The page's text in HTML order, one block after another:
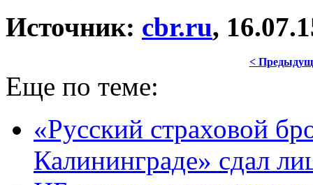
Источник: cbr.ru,
<
Еще по теме:
«Русский страховой
Калининграде» сдал